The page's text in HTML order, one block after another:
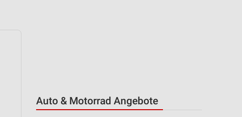
Auto & Motorrad Angebote